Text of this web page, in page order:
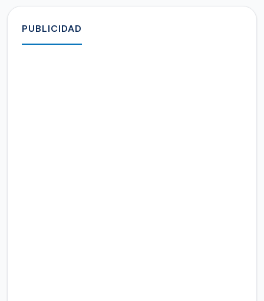
PUBLICIDAD